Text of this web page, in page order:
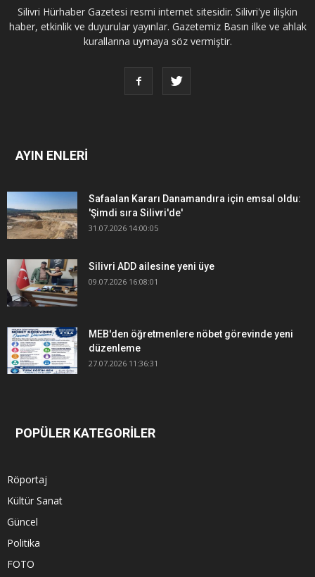
Silivri Hürhaber Gazetesi resmi internet sitesidir. Silivri'ye ilişkin
haber, etkinlik ve duyurular yayınlar. Gazetemiz Basın ilke ve ahlak
kurallarına uymaya söz vermiştir.
AYIN ENLERİ
Safaalan Kararı Danamandıra için emsal oldu:
'Şimdi sıra Silivri'de'
31.07.2026 14:00:05
Silivri ADD ailesine yeni üye
09.07.2026 16:08:01
MEB'den öğretmenlere nöbet görevinde yeni
düzenleme
27.07.2026 11:36:31
POPÜLER KATEGORİLER
Röportaj
Kültür Sanat
Güncel
Politika
FOTO